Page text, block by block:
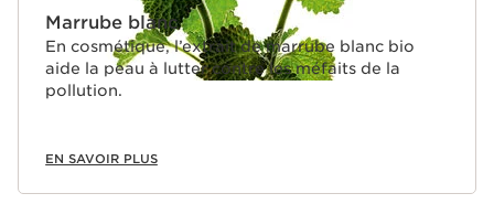
Marrube blanc
En cosmétique, l’extrait de marrube blanc bio
aide la peau à lutter contre les méfaits de la
pollution.
EN SAVOIR PLUS